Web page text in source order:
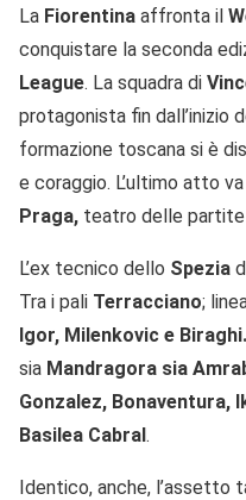
La Fiorentina affronta il
conquistare la seconda
League. La squadra di
protagonista fin dall’inizio
formazione toscana si è
e coraggio. L’ultimo atto va
Praga, teatro delle
L’ex tecnico dello Spezia
Tra i pali Terracciano;
Igor, Milenkovic e Biraghi.
sia Mandragora sia
Gonzalez, Bonaventura,
Basilea Cabral.
Identico, anche, l’assetto